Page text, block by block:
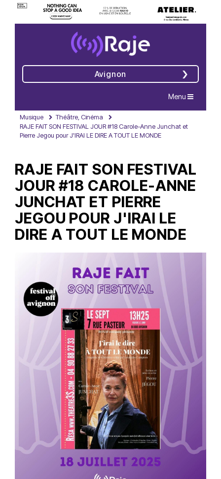
Avignon
Navigation
Menu
Musique
Théâtre, Cinéma
RAJE FAIT SON FESTIVAL JOUR #18 Carole-Anne Junchat et
Pierre Jegou pour J'IRAI LE DIRE A TOUT LE MONDE
RAJE FAIT SON FESTIVAL
JOUR #18 CAROLE-ANNE
JUNCHAT ET PIERRE
JEGOU POUR J'IRAI LE
DIRE A TOUT LE MONDE